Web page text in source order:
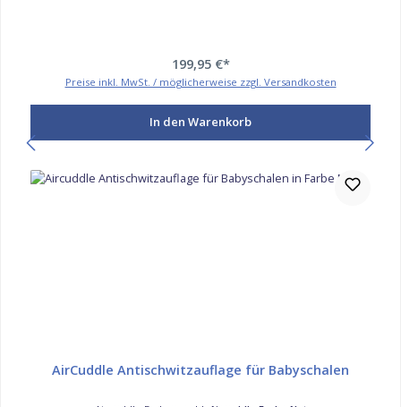
199,95 €*
Preise inkl. MwSt. / möglicherweise zzgl. Versandkosten
In den Warenkorb
AirCuddle Antischwitzauflage für Babyschalen